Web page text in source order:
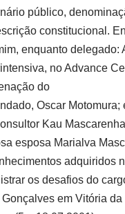
público,
constitucional.
enquanto delegado:
no Advance
do
Oscar
Kau
esposa Marialva
adquiridos
os desafios do
Gonçalves em Vitória